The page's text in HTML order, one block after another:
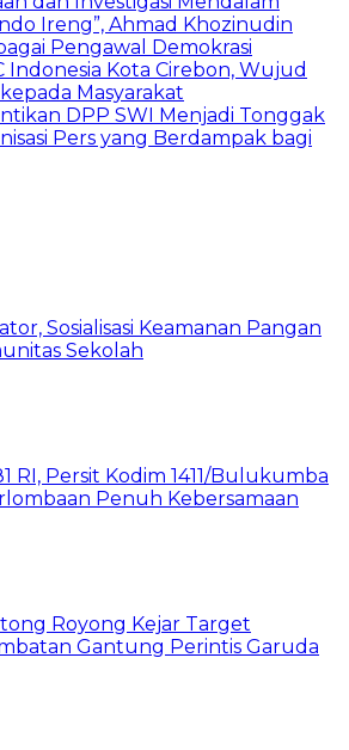
Ireng”, Ahmad Khozinudin
Pengawal Demokrasi
Indonesia Kota Cirebon, Wujud
Masyarakat
DPP SWI Menjadi Tonggak
Pers yang Berdampak bagi
Sosialisasi Keamanan Pangan
Sekolah
RI, Persit Kodim 1411/Bulukumba
Penuh Kebersamaan
Royong Kejar Target
Gantung Perintis Garuda